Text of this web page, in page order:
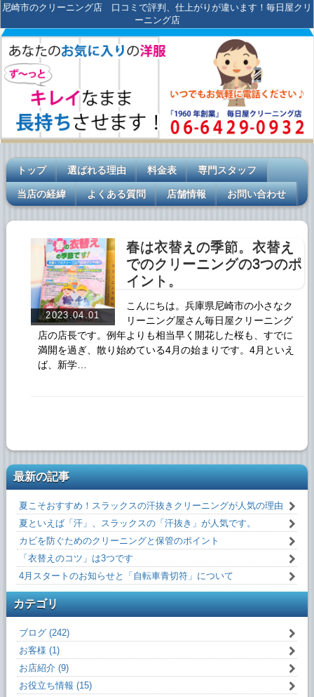
尼崎市のクリーニング店 口コミで評判、仕上がりが違います！毎日屋クリ
ーニング店
トップ 選ばれる理由 料金表 専門スタッフ
当店の経緯 よくある質問 店舗情報 お問い合わせ
2023.04.01
春は衣替えの季節。衣替え
でのクリーニングの3つのポ
イント。
こんにちは。兵庫県尼崎市の小さなク
リーニング屋さん毎日屋クリーニング
店の店長です。例年よりも相当早く開花した桜も、すでに
満開を過ぎ、散り始めている4月の始まりです。4月といえ
ば、新学…
最新の記事
夏こそおすすめ！スラックスの汗抜きクリーニングが人気の理由
夏といえば「汗」、スラックスの「汗抜き」が人気です。
カビを防ぐためのクリーニングと保管のポイント
「衣替えのコツ」は3つです
4月スタートのお知らせと「自転車青切符」について
カテゴリ
ブログ (242)
お客様 (1)
お店紹介 (9)
お役立ち情報 (15)